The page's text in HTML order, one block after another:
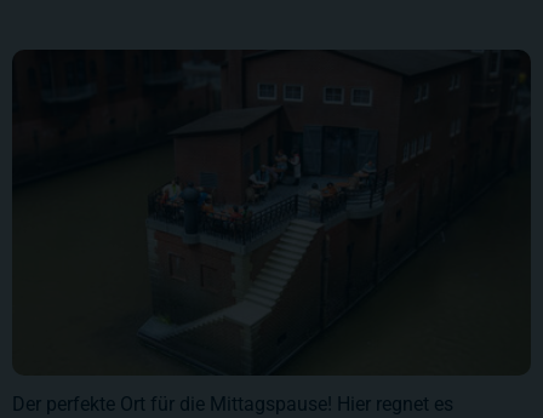
Der perfekte Ort für die Mittagspause! Hier regnet es